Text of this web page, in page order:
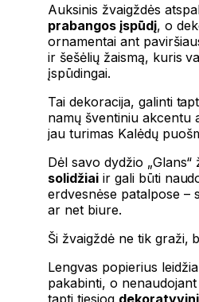
Auksinis žvaigždės
prabangos įspūdį, o
ornamentai ant
ir šešėlių žaismą, kuris
įspūdingai.
Tai dekoracija, galinti
namų šventiniu akcentu
jau turimas Kalėdų
Dėl savo dydžio „Glans“
solidžiaiir gali būti
erdvesnėse patalpose –
ar net biure.
Ši žvaigždė ne tik graži,
Lengvas popierius
pakabinti, o
tapti tiesiog